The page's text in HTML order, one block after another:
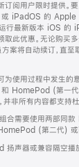
阅用户限时提供。要
iPadOS 的 Apple
行最新版本 iOS 的
取此优惠。无论购买
案将自动续订，直
使用过程中发生的意
HomePod (第一代)
非所有内容都支持杜
合需要使用两部同款
(第二代)
声器或兼容隔空播